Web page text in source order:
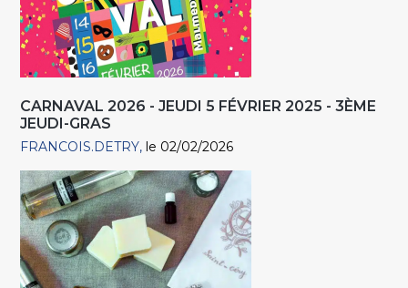
CARNAVAL 2026 - JEUDI 5 FÉVRIER 2025 - 3ÈME
JEUDI-GRAS
FRANCOIS.DETRY le 02/02/2026